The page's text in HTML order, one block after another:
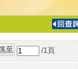
導
/1 頁